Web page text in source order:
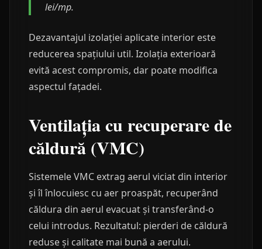
lei/mp.
Dezavantajul izolației aplicate interior este
reducerea spațiului util. Izolația exterioară
evită acest compromis, dar poate modifica
aspectul fațadei.
Ventilația cu recuperare de
căldură (VMC)
Sistemele VMC extrag aerul viciat din interior
și îl înlocuiesc cu aer proaspăt, recuperând
căldura din aerul evacuat și transferând-o
celui introdus. Rezultatul: pierderi de căldură
reduse și calitate mai bună a aerului.